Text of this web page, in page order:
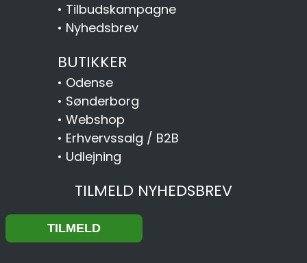
• Tilbudskampagne
• Nyhedsbrev
BUTIKKER
• Odense
• Sønderborg
• Webshop
• Erhvervssalg / B2B
• Udlejning
TILMELD NYHEDSBREV